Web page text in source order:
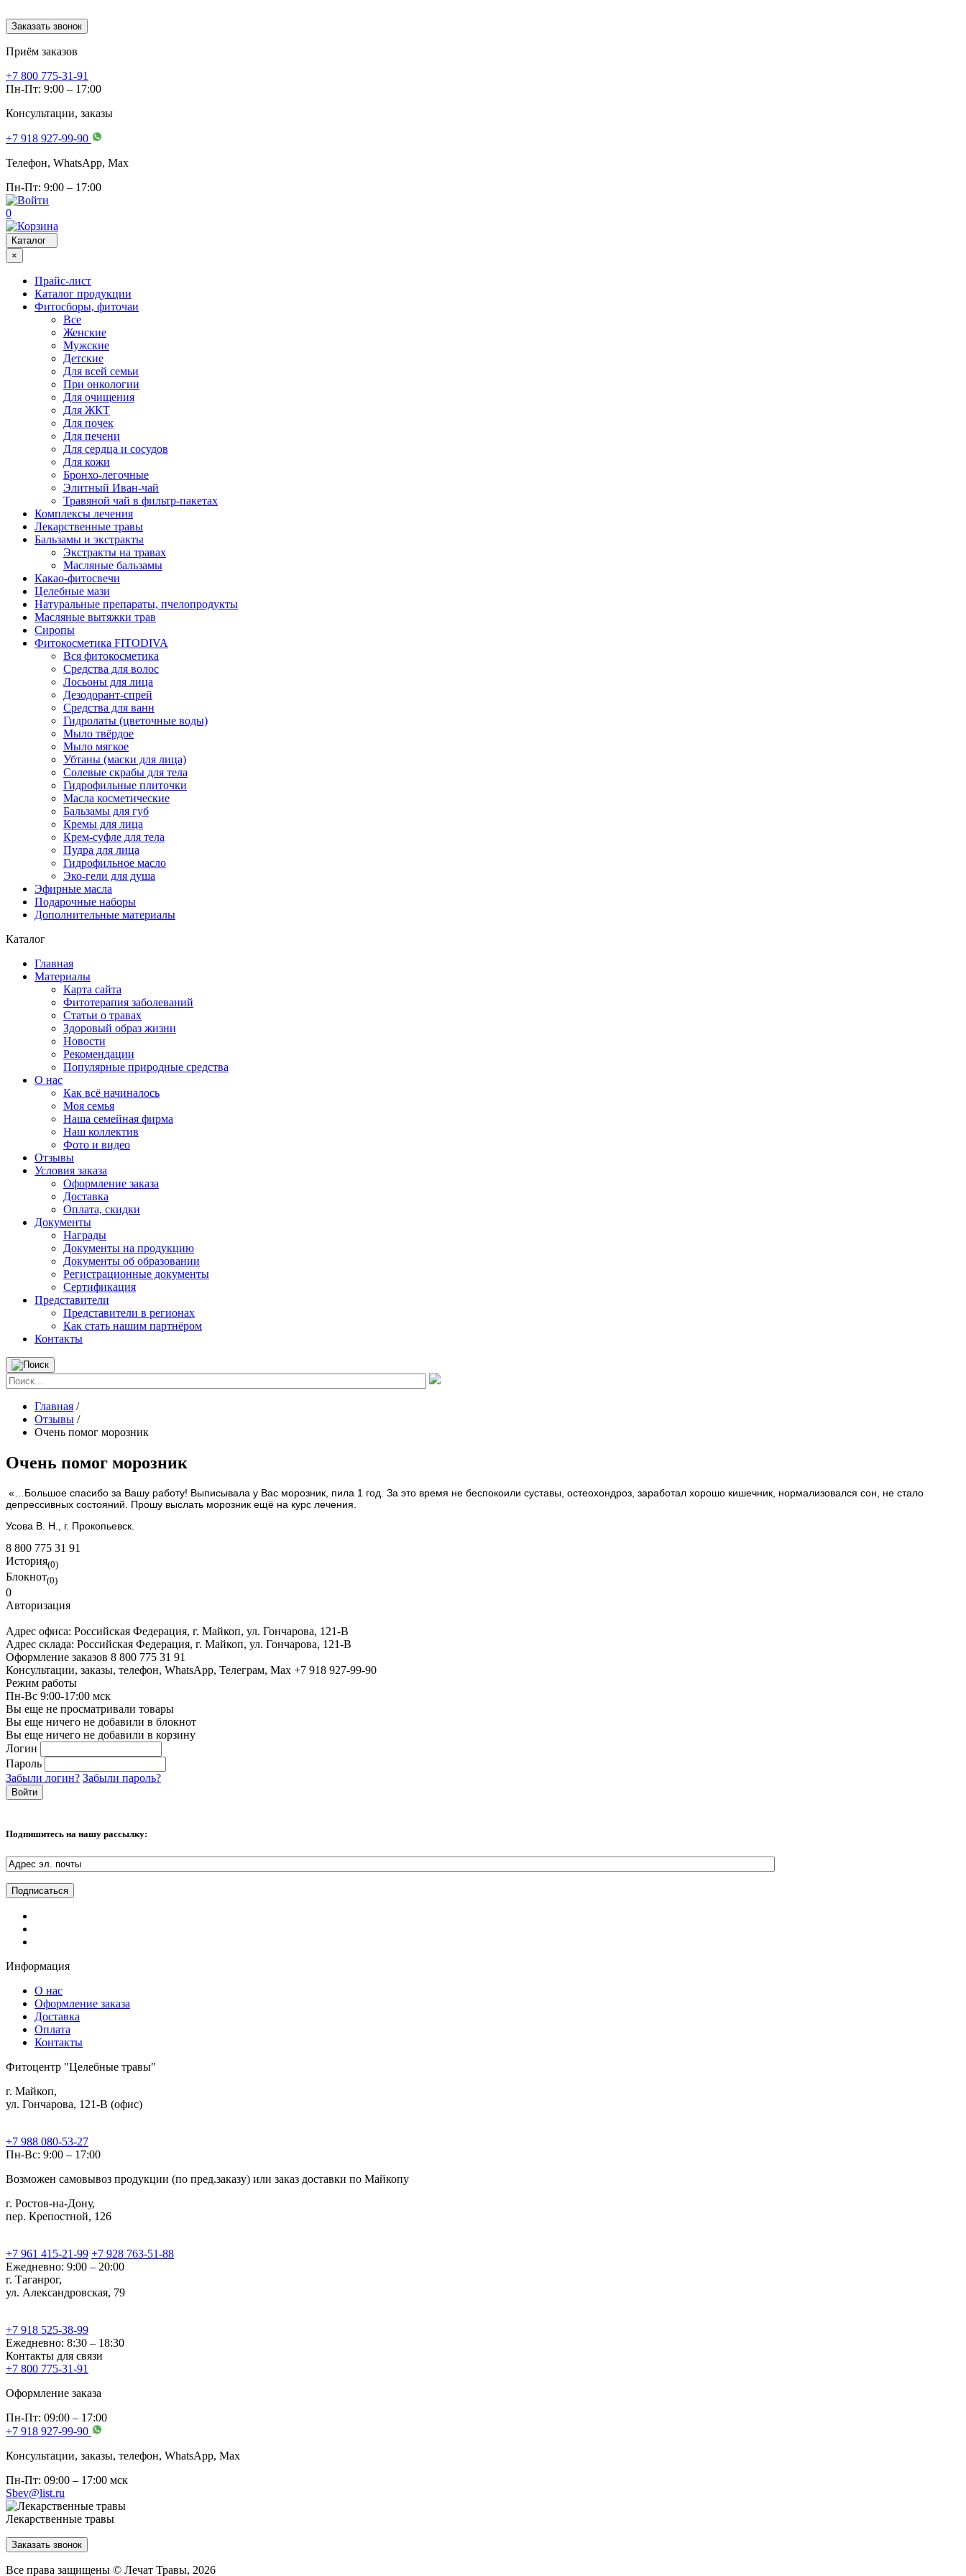
Заказать звонок
Приём заказов
+7 800 775-31-91
Пн-Пт: 9:00 – 17:00
Консультации, заказы
+7 918 927-99-90
Телефон, WhatsApp, Мах
Пн-Пт: 9:00 – 17:00
0
Каталог
×
Прайс-лист
Каталог продукции
Фитосборы, фиточаи
Все
Женские
Мужские
Детские
Для всей семьи
При онкологии
Для очищения
Для ЖКТ
Для почек
Для печени
Для сердца и сосудов
Для кожи
Бронхо-легочные
Элитный Иван-чай
Травяной чай в фильтр-пакетах
Комплексы лечения
Лекарственные травы
Бальзамы и экстракты
Экстракты на травах
Масляные бальзамы
Какао-фитосвечи
Целебные мази
Натуральные препараты, пчелопродукты
Масляные вытяжки трав
Сиропы
Фитокосметика FITODIVA
Вся фитокосметика
Средства для волос
Лосьоны для лица
Дезодорант-спрей
Средства для ванн
Гидролаты (цветочные воды)
Мыло твёрдое
Мыло мягкое
Убтаны (маски для лица)
Солевые скрабы для тела
Гидрофильные плиточки
Масла косметические
Бальзамы для губ
Кремы для лица
Крем-суфле для тела
Пудра для лица
Гидрофильное масло
Эко-гели для душа
Эфирные масла
Подарочные наборы
Дополнительные материалы
Каталог
Главная
Материалы
Карта сайта
Фитотерапия заболеваний
Статьи о травах
Здоровый образ жизни
Новости
Рекомендации
Популярные природные средства
О нас
Как всё начиналось
Моя семья
Наша семейная фирма
Наш коллектив
Фото и видео
Отзывы
Условия заказа
Оформление заказа
Доставка
Оплата, скидки
Документы
Награды
Документы на продукцию
Документы об образовании
Регистрационные документы
Сертификация
Представители
Представители в регионах
Как стать нашим партнёром
Контакты
Главная /
Отзывы /
Очень помог морозник
Очень помог морозник
«…Большое спасибо за Вашу работу! Выписывала у Вас морозник, пила 1 год. За это время не беспокоили суставы, остеохондроз, заработал хорошо кишечник, нормализовался сон, не стало
депрессивных состояний. Прошу выслать морозник ещё на курс лечения.
Усова В. Н., г. Прокопьевск.
8 800 775 31 91
История(0)
Блокнот(0)
0
Авторизация
Адрес офиса: Российская Федерация, г. Майкоп, ул. Гончарова, 121-В
Адрес склада: Российская Федерация, г. Майкоп, ул. Гончарова, 121-В
Оформление заказов 8 800 775 31 91
Консультации, заказы, телефон, WhatsApp, Телеграм, Мах +7 918 927-99-90
Режим работы
Пн-Вс 9:00-17:00 мск
Вы еще не просматривали товары
Вы еще ничего не добавили в блокнот
Вы еще ничего не добавили в корзину
Логин
Пароль
Забыли логин? Забыли пароль?
Подпишитесь на нашу рассылку:
Информация
О нас
Оформление заказа
Доставка
Оплата
Контакты
Фитоцентр "Целебные травы"
г. Майкоп,
ул. Гончарова, 121-В (офис)
+7 988 080-53-27
Пн-Вс: 9:00 – 17:00
Возможен самовывоз продукции (по пред.заказу) или заказ доставки по Майкопу
г. Ростов-на-Дону,
пер. Крепостной, 126
+7 961 415-21-99 +7 928 763-51-88
Ежедневно: 9:00 – 20:00
г. Таганрог,
ул. Александровская, 79
+7 918 525-38-99
Ежедневно: 8:30 – 18:30
Контакты для связи
+7 800 775-31-91
Оформление заказа
Пн-Пт: 09:00 – 17:00
+7 918 927-99-90
Консультации, заказы, телефон, WhatsApp, Мах
Пн-Пт: 09:00 – 17:00 мск
Sbev@list.ru
Лекарственные травы
Заказать звонок
Все права защищены © Лечат Травы, 2026